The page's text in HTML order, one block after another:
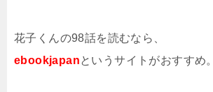
花子くんの98話を読むなら、
ebookjapanというサイトがおすすめ。